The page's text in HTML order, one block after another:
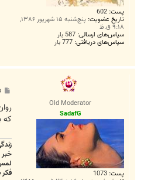
پست: 602
تاریخ عضویت: پنج‌شنبه ۱۵ شهریور ۱۳۸۶,
۹:۱۸ ق.ظ
سپاس‌های ارسالی: 587 بار
سپاس‌های دریافتی: 777 بار
Old Moderator
SadafG
پست: 1073
که
فکر